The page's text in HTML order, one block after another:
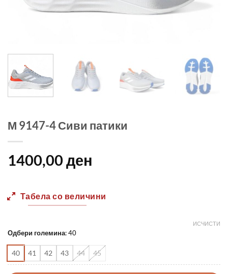
М 9147-4 Сиви патики
1400,00 ден
Табела со величини
Одбери големина:40
40 41 42 43 44 45
ИСЧИСТИ